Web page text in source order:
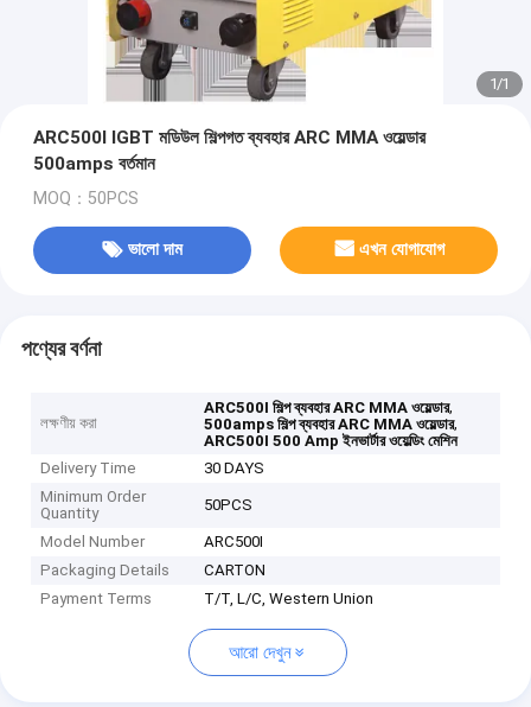
1/1
ARC500I IGBT মডিউল শিল্পগত ব্যবহার ARC MMA ওয়েল্ডার
500amps বর্তমান
MOQ：50PCS
ভালো দাম এখন যোগাযোগ
পণ্যের বর্ণনা
লক্ষণীয় করা
ARC500I শিল্প ব্যবহার ARC MMA ওয়েল্ডার,
500amps শিল্প ব্যবহার ARC MMA ওয়েল্ডার,
ARC500I 500 Amp ইনভার্টার ওয়েল্ডিং মেশিন
Delivery Time
30 DAYS
Minimum Order
Quantity
50PCS
Model Number
ARC500I
Packaging Details
CARTON
Payment Terms
T/T, L/C, Western Union
আরো দেখুন